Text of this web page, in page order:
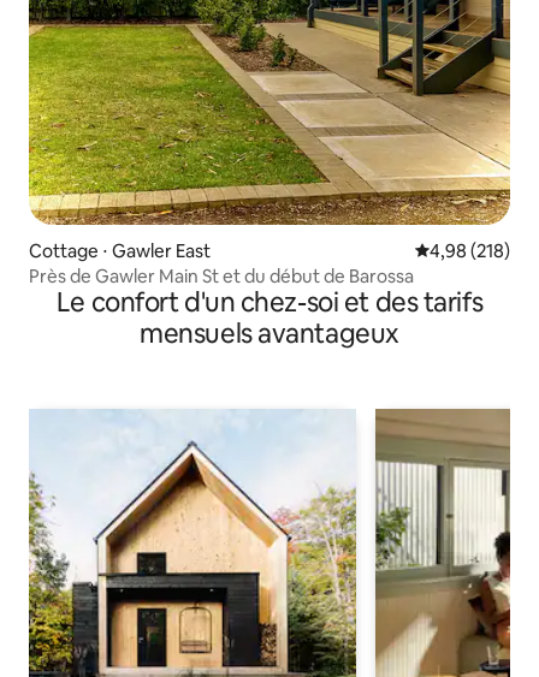
Cottage ⋅ Gawler East Évaluation
4,98 (218)
Près de Gawler Main St et du début de Barossa
Le confort d'un chez-soi et des tarifs
mensuels avantageux